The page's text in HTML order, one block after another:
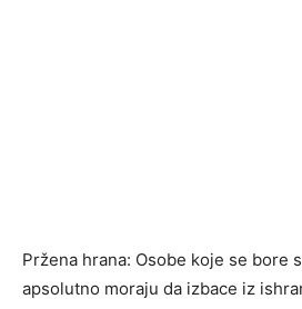
Pržena hrana: Osobe koje se bore
apsolutno moraju da izbace iz